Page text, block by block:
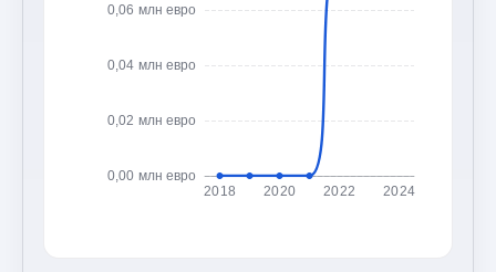
0,00 млн евро
0,02 млн евро
0,04 млн евро
0,06 млн евро
2018 2020 2022 2024